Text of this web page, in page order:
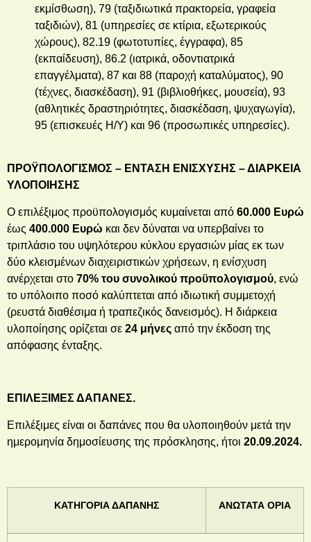
εκμίσθωση), 79 (ταξιδιωτικά πρακτορεία, γραφεία
ταξιδιών), 81 (υπηρεσίες σε κτίρια, εξωτερικούς
χώρους), 82.19 (φωτοτυπίες, έγγραφα), 85
(εκπαίδευση), 86.2 (ιατρικά, οδοντιατρικά
επαγγέλματα), 87 και 88 (παροχή καταλύματος), 90
(τέχνες, διασκέδαση), 91 (βιβλιοθήκες, μουσεία), 93
(αθλητικές δραστηριότητες, διασκέδαση, ψυχαγωγία),
95 (επισκευές Η/Υ) και 96 (προσωπικές υπηρεσίες).
ΠΡΟΫΠΟΛΟΓΙΣΜΟΣ – ΕΝΤΑΣΗ ΕΝΙΣΧΥΣΗΣ – ΔΙΑΡΚΕΙΑ
ΥΛΟΠΟΙΗΣΗΣ
Ο επιλέξιμος προϋπολογισμός κυμαίνεται από 60.000 Ευρώ
έως 400.000 Ευρώ και δεν δύναται να υπερβαίνει το
τριπλάσιο του υψηλότερου κύκλου εργασιών μίας εκ των
δύο κλεισμένων διαχειριστικών χρήσεων, η ενίσχυση
ανέρχεται στο 70% του συνολικού προϋπολογισμού, ενώ
το υπόλοιπο ποσό καλύπτεται από ιδιωτική συμμετοχή
(ρευστά διαθέσιμα ή τραπεζικός δανεισμός). Η διάρκεια
υλοποίησης ορίζεται σε 24 μήνες από την έκδοση της
απόφασης ένταξης.
ΕΠΙΛΕΞΙΜΕΣ ΔΑΠΑΝΕΣ.
Επιλέξιμες είναι οι δαπάνες που θα υλοποιηθούν μετά την
ημερομηνία δημοσίευσης της πρόσκλησης, ήτοι 20.09.2024.
ΚΑΤΗΓΟΡΙΑ ΔΑΠΑΝΗΣ ΑΝΩΤΑΤΑ ΟΡΙΑ